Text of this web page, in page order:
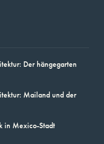
Der hängegarten
Mailand und der
in Mexico-Stadt